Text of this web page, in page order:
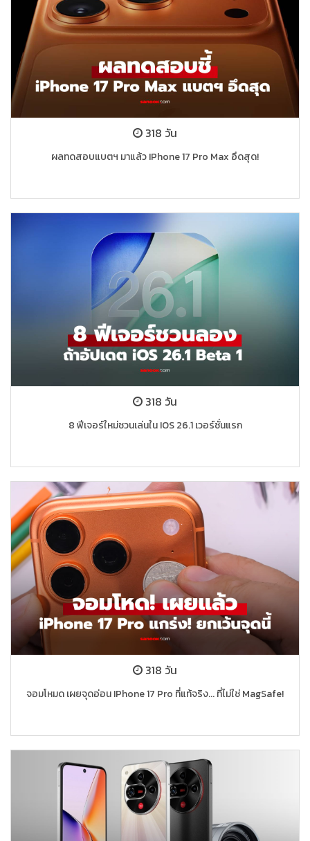
318 วัน
ผลทดสอบแบตฯ มาแล้ว IPhone 17 Pro Max อึดสุด!
318 วัน
8 ฟีเจอร์ใหม่ชวนเล่นใน IOS 26.1 เวอร์ชั่นแรก
318 วัน
จอมโหมด เผยจุดอ่อน IPhone 17 Pro ที่แท้จริง... ที่ไม่ใช่ MagSafe!